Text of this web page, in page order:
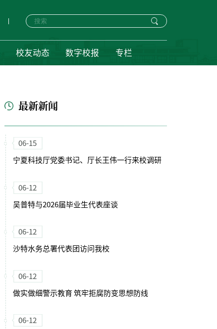
校友动态 数字校报 专栏
最新新闻
06-15
宁夏科技厅党委书记、厅长王伟一行来校调研
06-12
吴普特与2026届毕业生代表座谈
06-12
沙特水务总署代表团访问我校
06-12
做实做细警示教育 筑牢拒腐防变思想防线
06-12